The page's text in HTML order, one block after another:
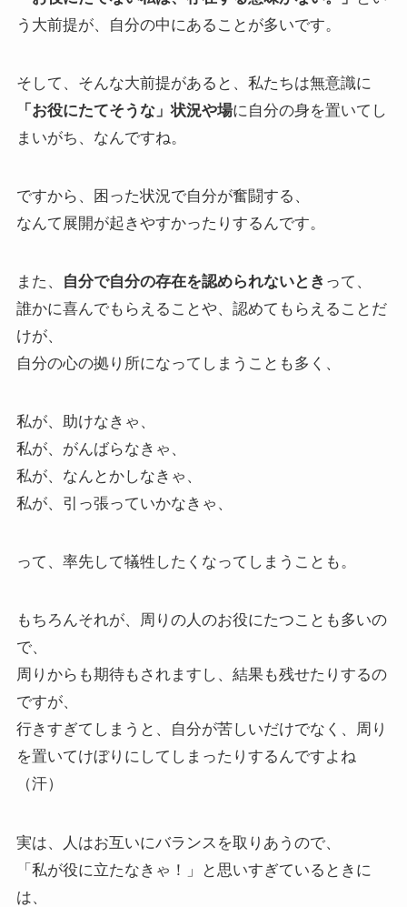
う大前提が、自分の中にあることが多いです。
そして、そんな大前提があると、私たちは無意識に
「お役にたてそうな」状況や場に自分の身を置いてし
まいがち、なんですね。
ですから、困った状況で自分が奮闘する、
なんて展開が起きやすかったりするんです。
また、 自分で自分の存在を認められないとき って、
誰かに喜んでもらえることや、認めてもらえることだ
けが、
自分の心の拠り所になってしまうことも多く、
私が、助けなきゃ、
私が、がんばらなきゃ、
私が、なんとかしなきゃ、
私が、引っ張っていかなきゃ、
って、率先して犠牲したくなってしまうことも。
もちろんそれが、周りの人のお役にたつことも多いの
で、
周りからも期待もされますし、結果も残せたりするの
ですが、
行きすぎてしまうと、自分が苦しいだけでなく、周り
を置いてけぼりにしてしまったりするんですよね
（汗）
実は、人はお互いにバランスを取りあうので、
「私が役に立たなきゃ！」と思いすぎているときに
は、